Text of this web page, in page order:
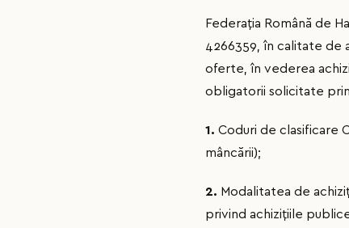
Federaţia Română de
4266359, în calitate de
oferte, în vederea
obligatorii solicitate
1. Coduri de clasificare
mâncării);
2. Modalitatea de
privind achizițiile